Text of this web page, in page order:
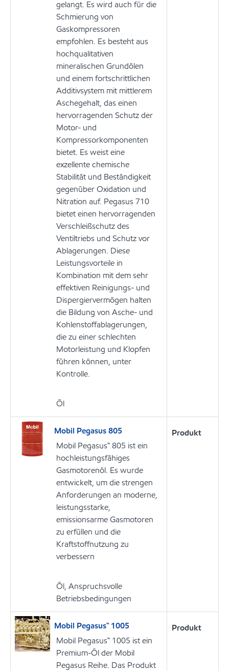
gelangt. Es wird auch für die
Schmierung von
Gaskompressoren
empfohlen. Es besteht aus
hochqualitativen
mineralischen Grundölen
und einem fortschrittlichen
Additivsystem mit mittlerem
Aschegehalt, das einen
hervorragenden Schutz der
Motor- und
Kompressorkomponenten
bietet. Es weist eine
exzellente chemische
Stabilität und Beständigkeit
gegenüber Oxidation und
Nitration auf. Pegasus 710
bietet einen hervorragenden
Verschleißschutz des
Ventiltriebs und Schutz vor
Ablagerungen. Diese
Leistungsvorteile in
Kombination mit dem sehr
effektiven Reinigungs- und
Dispergiervermögen halten
die Bildung von Asche- und
Kohlenstoffablagerungen,
die zu einer schlechten
Motorleistung und Klopfen
führen können, unter
Kontrolle.
Öl
Mobil Pegasus 805
Mobil Pegasus™ 805 ist ein
hochleistungsfähiges
Gasmotorenöl. Es wurde
entwickelt, um die strengen
Anforderungen an moderne,
leistungsstarke,
emissionsarme Gasmotoren
zu erfüllen und die
Kraftstoffnutzung zu
verbessern
Öl, Anspruchsvolle
Betriebsbedingungen
Produkt
Mobil Pegasus™ 1005
Mobil Pegasus™ 1005 ist ein
Premium-Öl der Mobil
Pegasus Reihe. Das Produkt
Produkt